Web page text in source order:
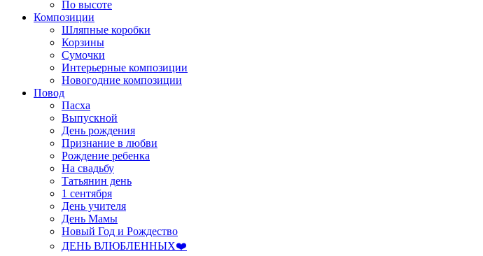
По высоте
Композиции
Шляпные коробки
Корзины
Сумочки
Интерьерные композиции
Новогодние композиции
Повод
Пасха
Выпускной
День рождения
Признание в любви
Рождение ребенка
На свадьбу
Татьянин день
1 сентября
День учителя
День Мамы
Новый Год и Рождество
ДЕНЬ ВЛЮБЛЕННЫХ❤️